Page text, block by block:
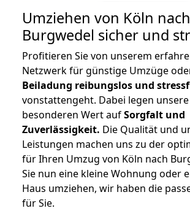
Umziehen von Köln nach
Burgwedel sicher und
Profitieren Sie von unserem
Netzwerk für günstige Umzüge
Beiladung reibungslos und
vonstattengeht. Dabei legen
besonderen Wert aufSorgfalt und
Zuverlässigkeit. Die Qualität und
Leistungen machen uns zu der
für Ihren Umzug von Köln nach
Sie nun eine kleine Wohnung oder
Haus umziehen, wir haben die
für Sie.